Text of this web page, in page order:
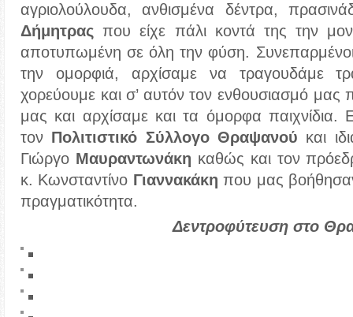
αγριολούλουδα, ανθισμένα δέντρα,
Δήμητρας που είχε πάλι κοντά της την
αποτυπωμένη σε όλη την φύση.
την ομορφιά, αρχίσαμε να τραγουδάμε
χορεύουμε και σ’ αυτόν τον ενθουσιασμό μας
μας και αρχίσαμε και τα όμορφα παιχνίδια.
τον Πολιτιστικό Σύλλογο Θραψανού και
Γιώργο Μαυραντωνάκη καθώς και τον
κ. Κωνσταντίνο Γιαννακάκη που μας
πραγματικότητα.
Δεντροφύτευση στο